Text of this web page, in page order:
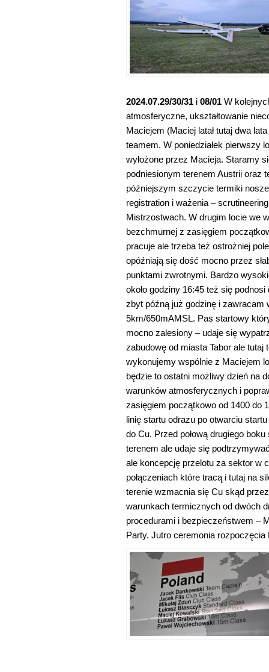
2024.07.29/30/31 i 08/01 W
atmosferyczne, ukształtowanie
Maciejem (Maciej latał tutaj dwa
teamem. W poniedziałek pierwszy
wyłożone przez Macieja. Staramy
podniesionym terenem Austrii oraz
późniejszym szczycie termiki
registration i ważenia –
Mistrzostwach. W drugim locie we
bezchmurnej z zasięgiem
pracuje ale trzeba też ostrożniej
opóźniają się dość mocno przez
punktami zwrotnymi. Bardzo
około godziny 16:45 też się
zbyt późną już godzinę i zawracam
5km/650mAMSL. Pas startowy
mocno zalesiony – udaje się
zabudowę od miasta Tabor ale
wykonujemy wspólnie z Maciejem
będzie to ostatni możliwy dzień na
warunków atmosferycznych i
zasięgiem początkowo od 1400 do
linię startu odrazu po otwarciu
do Cu. Przed połową drugiego
terenem ale udaje się
ale koncepcję przelotu za sektor w
połączeniach które tracą i tutaj na
terenie wzmacnia się Cu skąd
warunkach termicznych od dwóch
procedurami i bezpieczeństwem –
Party. Jutro ceremonia